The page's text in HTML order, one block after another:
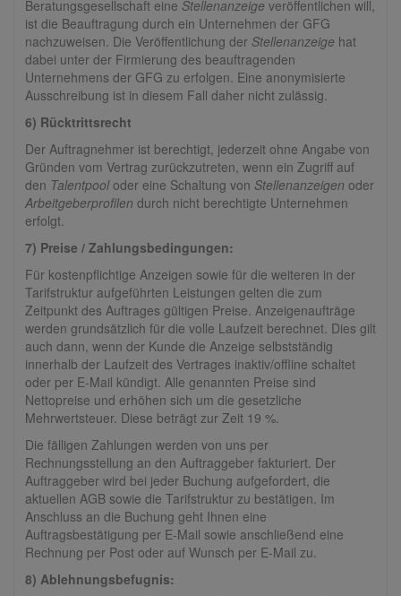
Beratungsgesellschaft eine Stellenanzeige veröffentlichen will,
ist die Beauftragung durch ein Unternehmen der GFG
nachzuweisen. Die Veröffentlichung der Stellenanzeige hat
dabei unter der Firmierung des beauftragenden
Unternehmens der GFG zu erfolgen. Eine anonymisierte
Ausschreibung ist in diesem Fall daher nicht zulässig.
6) Rücktrittsrecht
Der Auftragnehmer ist berechtigt, jederzeit ohne Angabe von
Gründen vom Vertrag zurückzutreten, wenn ein Zugriff auf
den Talentpooloder eine Schaltung von Stellenanzeigen oder
Arbeitgeberprofilen durch nicht berechtigte Unternehmen
erfolgt.
7) Preise / Zahlungsbedingungen:
Für kostenpflichtige Anzeigen sowie für die weiteren in der
Tarifstruktur aufgeführten Leistungen gelten die zum
Zeitpunkt des Auftrages gültigen Preise. Anzeigenaufträge
werden grundsätzlich für die volle Laufzeit berechnet. Dies gilt
auch dann, wenn der Kunde die Anzeige selbstständig
innerhalb der Laufzeit des Vertrages inaktiv/offline schaltet
oder per E-Mail kündigt. Alle genannten Preise sind
Nettopreise und erhöhen sich um die gesetzliche
Mehrwertsteuer. Diese beträgt zur Zeit 19 %.
Die fälligen Zahlungen werden von uns per
Rechnungsstellung an den Auftraggeber fakturiert. Der
Auftraggeber wird bei jeder Buchung aufgefordert, die
aktuellen AGB sowie die Tarifstruktur zu bestätigen. Im
Anschluss an die Buchung geht Ihnen eine
Auftragsbestätigung per E-Mail sowie anschließend eine
Rechnung per Post oder auf Wunsch per E-Mail zu.
8) Ablehnungsbefugnis: